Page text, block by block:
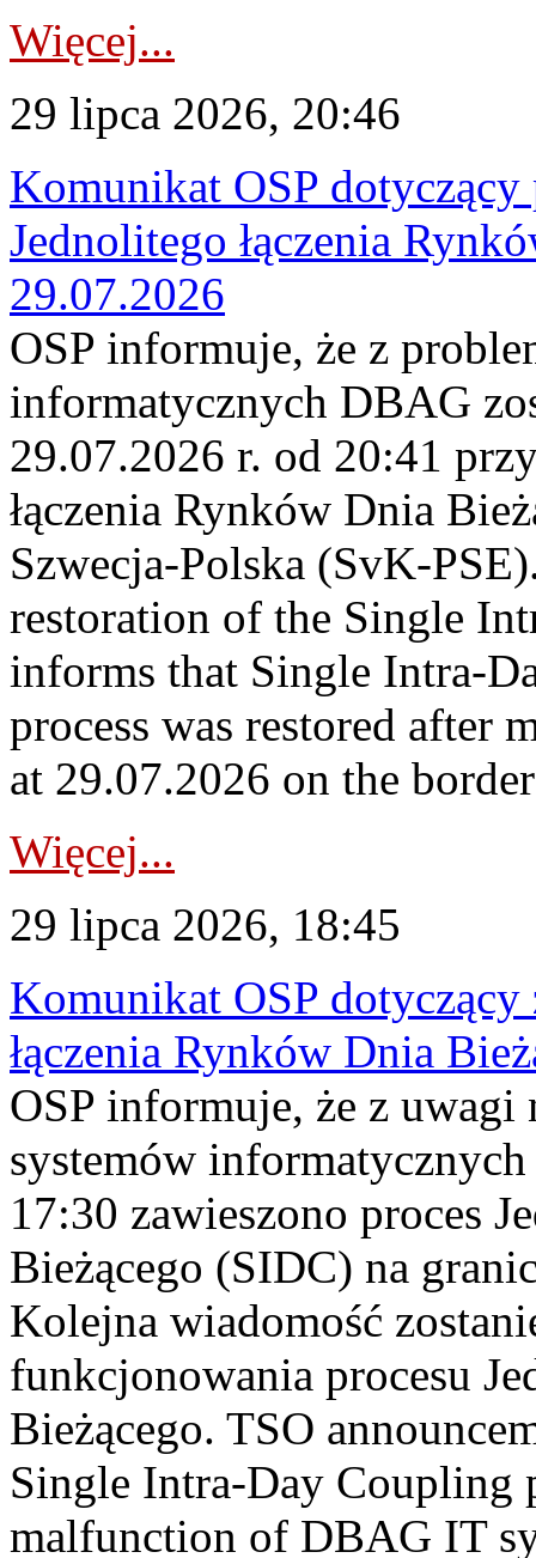
Więcej...
29 lipca 2026, 20:46
Komunikat OSP
Jednolitego łączenia
29.07.2026
OSP informuje, że z
informatycznych DBAG
29.07.2026 r. od 20:41
łączenia Rynków Dnia
Szwecja-Polska (SvK-
restoration of the Single
informs that Single Intra-
process was restored after
at 29.07.2026 on the
Więcej...
29 lipca 2026, 18:45
Komunikat OSP dotyczący
łączenia Rynków Dnia
OSP informuje, że z uwagi
systemów
17:30 zawieszono proces
Bieżącego (SIDC) na
Kolejna wiadomość
funkcjonowania procesu
Bieżącego. TSO
Single Intra-Day Coupling
malfunction of DBAG IT